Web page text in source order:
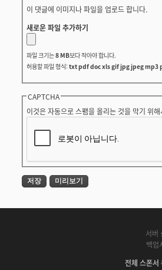
이 댓글에 이미지나 파일을 업로드 합니다.
새로운 파일 추가하기
파일 크기는8 MB보다 작아야 합니다.
허용할 파일 형식: txt pdf doc xls gif jpg jpeg mp3
CAPTCHA
이것은 자동으로 스팸을 올리는 것을 막기 위
서버
백업
전체 스폰서